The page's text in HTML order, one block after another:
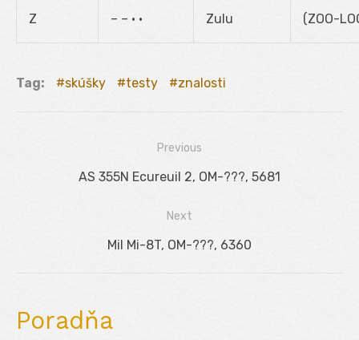
Z – – • • Zulu (ZOO-
Tag: skúšky testy znalosti
Navigácia
Previous
Previous
AS 355N Ecureuil 2, OM-???, 5681
Next
Next
Mil Mi-8T, OM-???, 6360
Poradňa